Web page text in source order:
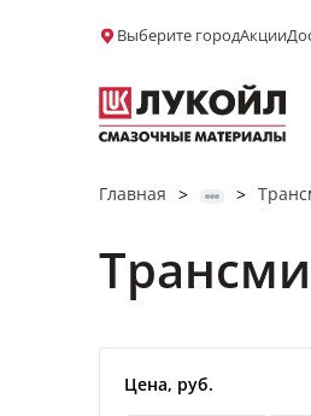
Выберите городАкции
Да, верно
Да, верно Изменить
Главная > >
Цена, руб.